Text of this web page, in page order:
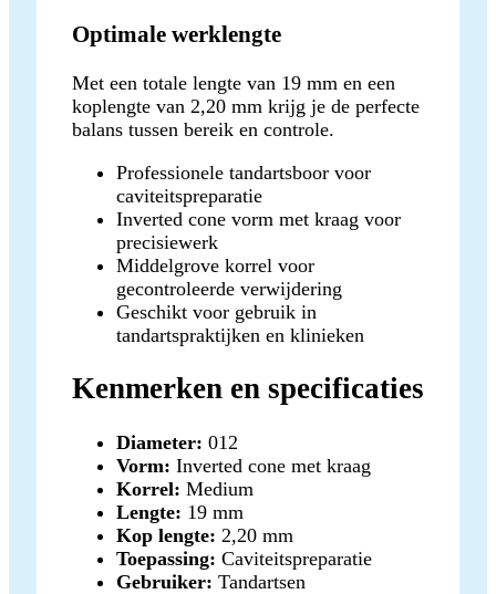
Optimale werklengte
Met een totale lengte van 19 mm en een
koplengte van 2,20 mm krijg je de perfecte
balans tussen bereik en controle.
Professionele tandartsboor voor
caviteitspreparatie
Inverted cone vorm met kraag voor
precisiewerk
Middelgrove korrel voor
gecontroleerde verwijdering
Geschikt voor gebruik in
tandartspraktijken en klinieken
Kenmerken en specificaties
Diameter: 012
Vorm: Inverted cone met kraag
Korrel: Medium
Lengte: 19 mm
Kop lengte: 2,20 mm
Toepassing: Caviteitspreparatie
Gebruiker: Tandartsen